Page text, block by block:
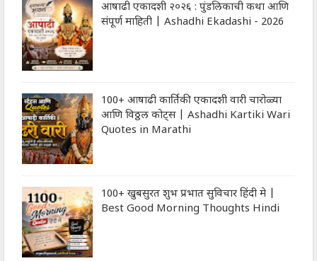
आषाढी एकादशी २०२६ : पुंडलिकाची कथा आणि
संपूर्ण माहिती | Ashadhi Ekadashi - 2026
100+ आषाढी कार्तिकी एकादशी वारी चारोळ्या
आणि विठ्ठल कोट्स | Ashadhi Kartiki Wari
Quotes in Marathi
100+ खुबसुरत शुभ प्रभात सुविचार हिंदी मे |
Best Good Morning Thoughts Hindi